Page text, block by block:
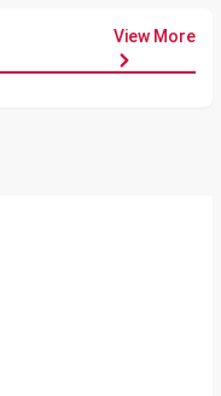
View More